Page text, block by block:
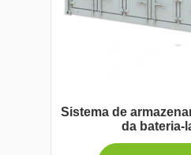
Sistema de
da bateria-